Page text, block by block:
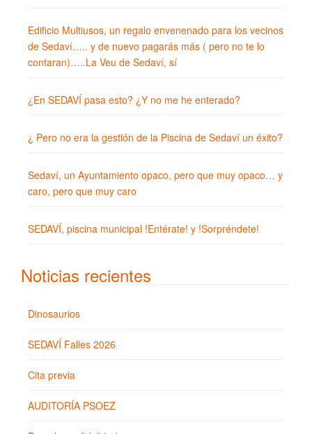
Edificio Multiusos, un regalo envenenado para los vecinos
de Sedaví….. y de nuevo pagarás más ( pero no te lo
contaran)…..La Veu de Sedaví, sí
¿En SEDAVÍ pasa esto? ¿Y no me he enterado?
¿ Pero no era la gestión de la Piscina de Sedaví un éxito?
Sedaví, un Ayuntamiento opaco, pero que muy opaco… y
caro, pero que muy caro
SEDAVÍ, piscina municipal !Entérate! y !Sorpréndete!
Noticias recientes
Dinosaurios
SEDAVÍ Falles 2026
Cita previa
AUDITORÍA PSOEZ